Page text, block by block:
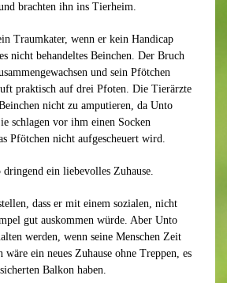
brachten ihn ins Tierheim.
Traumkater, wenn er kein Handicap
nicht behandeltes Beinchen. Der Bruch
und sein Pfötchen
praktisch auf drei Pfoten. Die Tierärzte
nicht zu amputieren, da Unto
schlagen vor ihm einen Socken
Pfötchen nicht aufgescheuert wird.
ein liebevolles Zuhause.
dass er mit einem sozialen, nicht
gut auskommen würde. Aber Unto
werden, wenn seine Menschen Zeit
ein neues Zuhause ohne Treppen, es
Balkon haben.